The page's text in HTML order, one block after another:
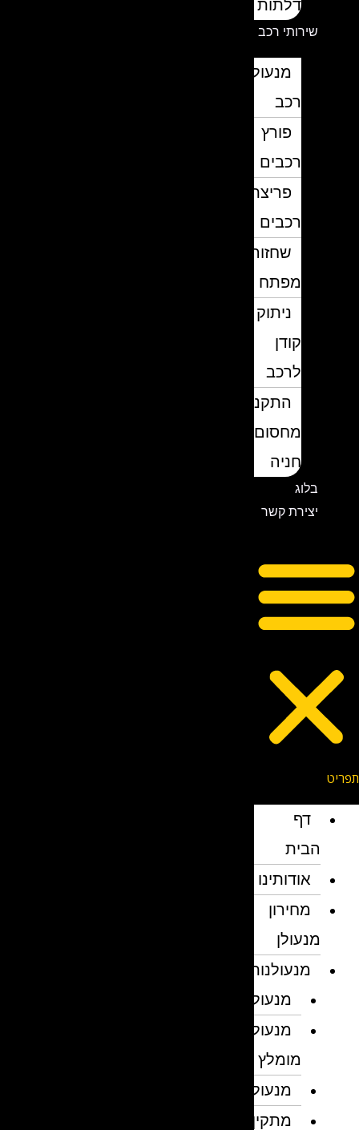
דלתות
שירותי רכב
מנעולן
פורץ
רכבים
פריצת
רכבים
שחזור
מפתח
ניתוק
לרכב
התקנת
מחסום
חניה
יצירת קשר
דף
הבית
אודותינו
מחירון
מנעולן
מנעולנות
מנעולן
מנעולן
מומלץ
מנעולנים
מתקין